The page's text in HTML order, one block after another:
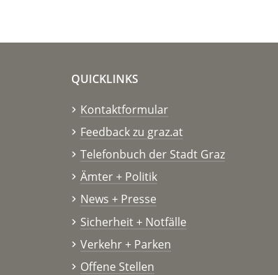
QUICKLINKS
Kontaktformular
Feedback zu graz.at
Telefonbuch der Stadt Graz
Ämter + Politik
News + Presse
Sicherheit + Notfälle
Verkehr + Parken
Offene Stellen